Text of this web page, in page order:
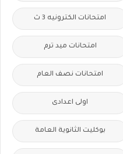
امتحانات الكترونيه 3 ث
امتحانات ميد ترم
امتحانات نصف العام
اولى اعدادى
بوكليت الثانوية العامة